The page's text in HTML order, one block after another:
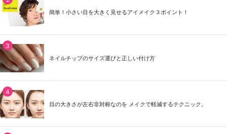
簡単！小さい目を大きく見せるアイメイク３ポイント！
ネイルチップのサイズ選びと正しい付け方
目の大きさが左右非対称なのを メイクで軽減するテクニック。